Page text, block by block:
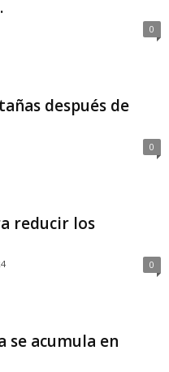
0
después de
0
reducir los
0
se acumula en